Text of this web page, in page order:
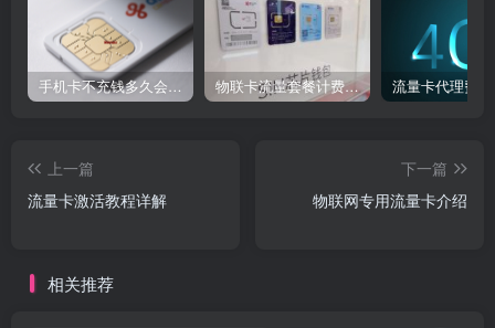
手机卡不充钱多久会被自动销户？ 物联卡流量套餐计费方式 流量卡代理费用
上一篇
流量卡激活教程详解​
下一篇
物联网专用流量卡介绍​
相关推荐